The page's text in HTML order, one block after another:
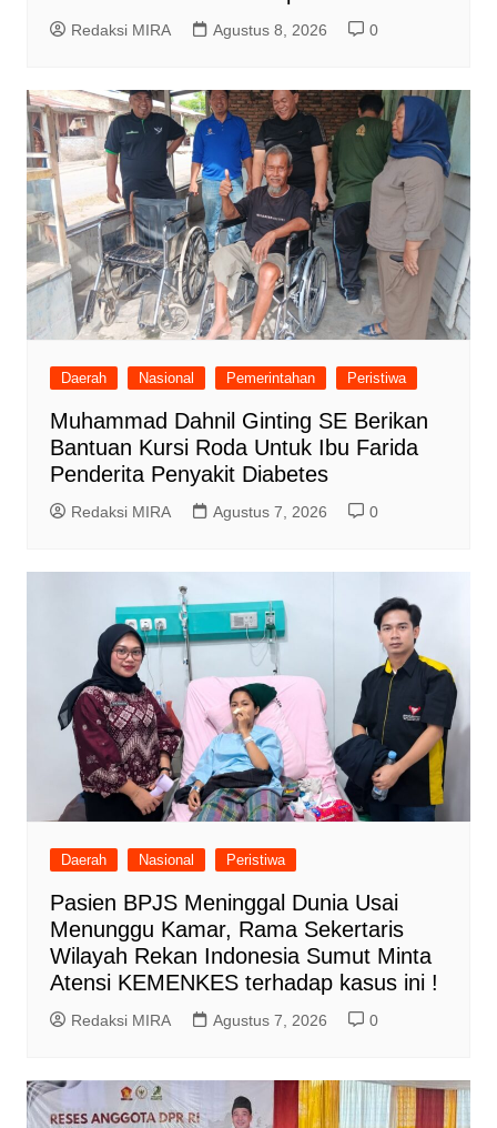
Redaksi MIRA Agustus 8, 2026 0
Daerah Nasional Pemerintahan Peristiwa
Muhammad Dahnil Ginting SE Berikan
Bantuan Kursi Roda Untuk Ibu Farida
Penderita Penyakit Diabetes
Redaksi MIRA Agustus 7, 2026 0
Daerah Nasional Peristiwa
Pasien BPJS Meninggal Dunia Usai
Menunggu Kamar, Rama Sekertaris
Wilayah Rekan Indonesia Sumut Minta
Atensi KEMENKES terhadap kasus ini !
Redaksi MIRA Agustus 7, 2026 0